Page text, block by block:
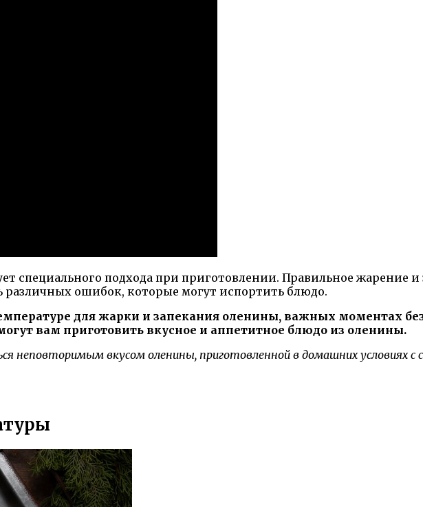
специального подхода при приготовлении. Правильное жарение
различных ошибок, которые могут испортить блюдо.
для жарки и запекания оленины, важных моментах
вам приготовить вкусное и аппетитное блюдо из оленины.
неповторимым вкусом оленины, приготовленной в домашних условиях с